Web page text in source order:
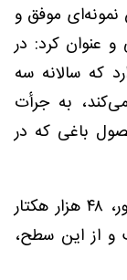
نمونه‌ای موفق و
و عنوان کرد: در
دارد که سالانه سه
می‌کند، به جرأت
باغی که در
برومندی تصریح کرد: تنها در محصول انگور، ۴۸ هزار هکتار
دیم است و از این سطح،